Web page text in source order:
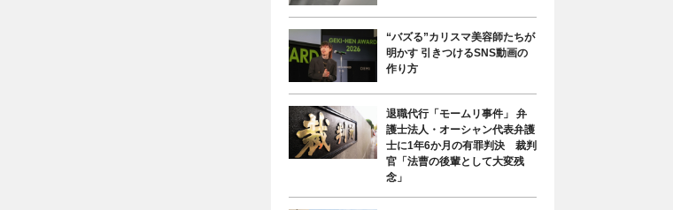
“バズる”カリスマ美容師たちが
明かす 引きつけるSNS動画の
作り方
退職代行「モームリ事件」 弁
護士法人・オーシャン代表弁護
士に1年6か月の有罪判決 裁判
官「法曹の後輩として大変残
念」